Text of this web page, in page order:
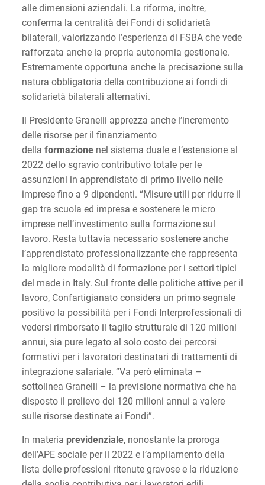
alle dimensioni aziendali. La riforma, inoltre,
conferma la centralità dei Fondi di solidarietà
bilaterali, valorizzando l’esperienza di FSBA che vede
rafforzata anche la propria autonomia gestionale.
Estremamente opportuna anche la precisazione sulla
natura obbligatoria della contribuzione ai fondi di
solidarietà bilaterali alternativi.
Il Presidente Granelli apprezza anche l’incremento
delle risorse per il finanziamento
della formazionenel sistema duale e l’estensione al
2022 dello sgravio contributivo totale per le
assunzioni in apprendistato di primo livello nelle
imprese fino a 9 dipendenti. “Misure utili per ridurre il
gap tra scuola ed impresa e sostenere le micro
imprese nell’investimento sulla formazione sul
lavoro. Resta tuttavia necessario sostenere anche
l’apprendistato professionalizzante che rappresenta
la migliore modalità di formazione per i settori tipici
del made in Italy. Sul fronte delle politiche attive per il
lavoro, Confartigianato considera un primo segnale
positivo la possibilità per i Fondi Interprofessionali di
vedersi rimborsato il taglio strutturale di 120 milioni
annui, sia pure legato al solo costo dei percorsi
formativi per i lavoratori destinatari di trattamenti di
integrazione salariale. “Va però eliminata –
sottolinea Granelli – la previsione normativa che ha
disposto il prelievo dei 120 milioni annui a valere
sulle risorse destinate ai Fondi”.
In materia previdenziale, nonostante la proroga
dell’APE sociale per il 2022 e l’ampliamento della
lista delle professioni ritenute gravose e la riduzione